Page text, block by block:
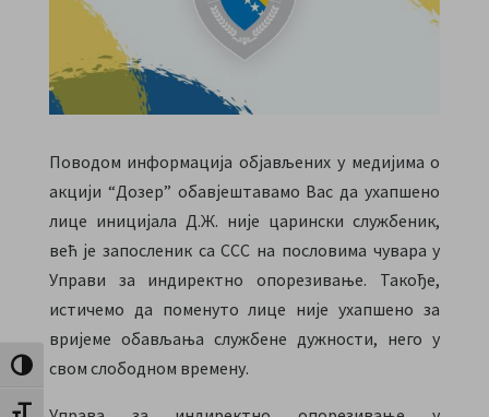
Toggle High Contrast
Поводом информација објављених у медијима о
акцији “Дозер” обавјештавамо Вас да ухапшено
лице иницијала Д.Ж. није царински службеник,
већ је запосленик са ССС на пословима чувара у
Управи за индиректно опорезивање. Такође,
истичемо да поменуто лице није ухапшено за
вријеме обављања службене дужности, него у
свом слободном времену.